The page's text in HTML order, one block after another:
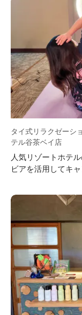
タイ式リラクゼーシ
テル谷茶ベイ店
人気リゾートホテ
ビアを活用してキ